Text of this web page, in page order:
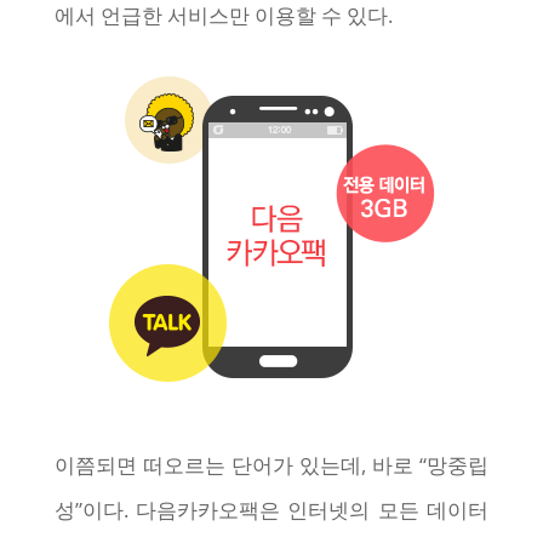
에서 언급한 서비스만 이용할 수 있다.
이쯤되면 떠오르는 단어가 있는데, 바로 “망중립
성”이다. 다음카카오팩은 인터넷의 모든 데이터